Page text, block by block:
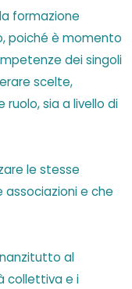
formazione
poiché è momento
dei singoli
scelte,
ruolo, sia a livello di
le stesse
associazioni e che
al
collettiva e i